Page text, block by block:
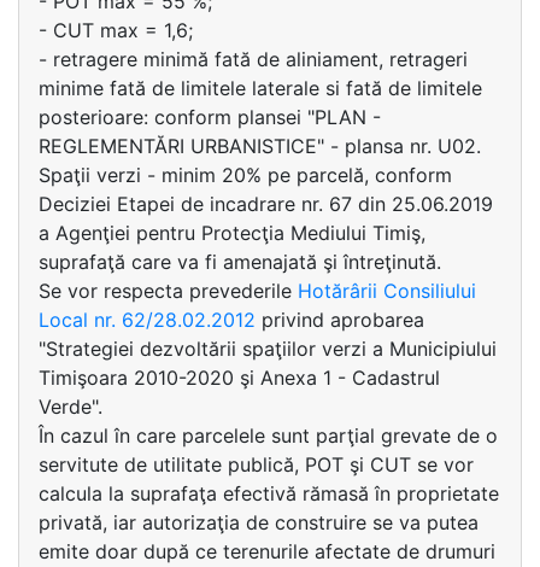
- CUT max = 1,6;
- retragere minimă fată de aliniament, retrageri
minime fată de limitele laterale si fată de limitele
posterioare: conform plansei "PLAN -
REGLEMENTĂRI URBANISTICE" - plansa nr. U02.
Spaţii verzi - minim 20% pe parcelă, conform
Deciziei Etapei de incadrare nr. 67 din 25.06.2019
a Agenţiei pentru Protecţia Mediului Timiş,
suprafaţă care va fi amenajată şi întreţinută.
Se vor respecta prevederile Hotărârii Consiliului
Local nr. 62/28.02.2012 privind aprobarea
"Strategiei dezvoltării spaţiilor verzi a Municipiului
Timişoara 2010-2020 şi Anexa 1 - Cadastrul
Verde".
În cazul în care parcelele sunt parţial grevate de o
servitute de utilitate publică, POT şi CUT se vor
calcula la suprafaţa efectivă rămasă în proprietate
privată, iar autorizaţia de construire se va putea
emite doar după ce terenurile afectate de drumuri